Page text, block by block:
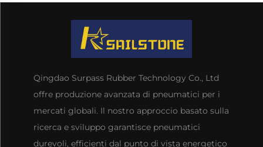
Qingdao Surpass Rubber Technology Co., Ltd
offre produzione avanzata di pneumatici per i
mercati globali. Il nostro approccio basato sulla
ricerca e sviluppo garantisce pneumatici
durevoli, efficienti dal punto di vista energetico